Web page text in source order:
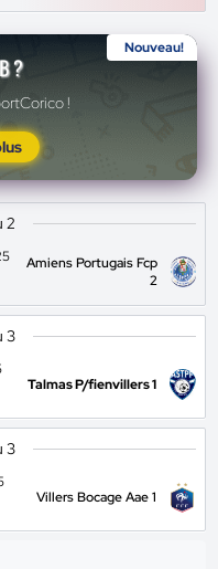
Nouveau!
?
!
2
Amiens Portugais Fcp
2
3
Talmas P/fienvillers 1
3
Villers Bocage Aae 1